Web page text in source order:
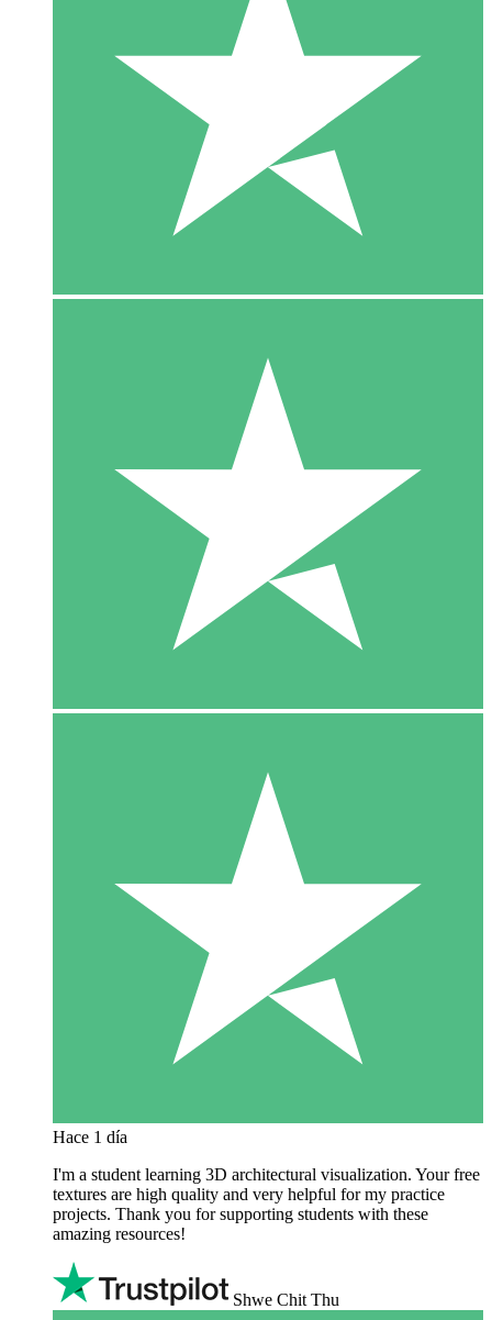
Hace 1 día
I'm a student learning 3D architectural visualization. Your free
textures are high quality and very helpful for my practice
projects. Thank you for supporting students with these
amazing resources!
Shwe Chit Thu